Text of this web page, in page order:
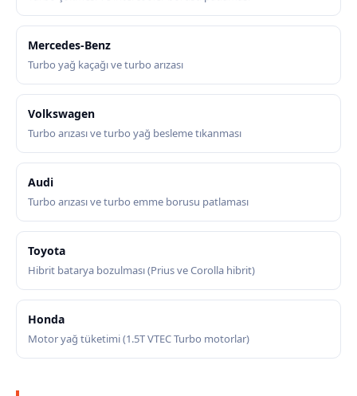
Mercedes-Benz
Turbo yağ kaçağı ve turbo arızası
Volkswagen
Turbo arızası ve turbo yağ besleme tıkanması
Audi
Turbo arızası ve turbo emme borusu patlaması
Toyota
Hibrit batarya bozulması (Prius ve Corolla hibrit)
Honda
Motor yağ tüketimi (1.5T VTEC Turbo motorlar)